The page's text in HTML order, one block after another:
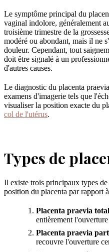
Le symptôme principal du
vaginal indolore, généralement
troisième trimestre de la
modéré ou abondant, mais il ne
douleur. Cependant, tout
doit être signalé à un
d'autres causes.
Le diagnostic du placenta
examens d'imagerie tels que
visualiser la position exacte du
col de l'utérus.
Types de
Il existe trois principaux types
position du placenta par rapport
Placenta praevia
entièrement
Placenta praevia
recouvre l'ouverture